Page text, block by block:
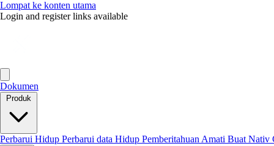
Lompat ke konten utama
Login and register links available
Dokumen
Produk
Perbarui Hidup Perbarui data Hidup Pemberitahuan Amati Buat Nativ